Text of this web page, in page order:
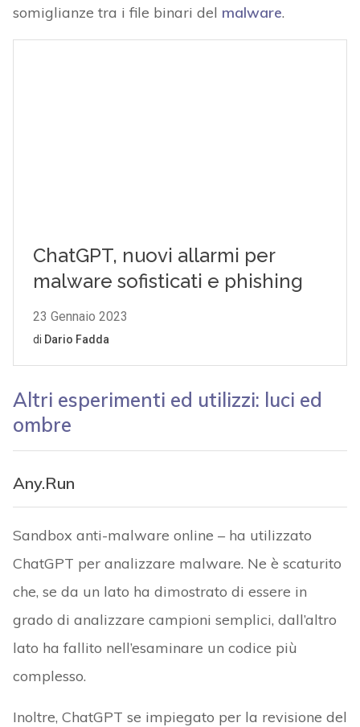
somiglianze tra i file binari del malware.
Altri esperimenti ed utilizzi: luci ed
ombre
Any.Run
Sandbox anti-malware online – ha utilizzato
ChatGPT per analizzare malware. Ne è scaturito
che, se da un lato ha dimostrato di essere in
grado di analizzare campioni semplici, dall’altro
lato ha fallito nell’esaminare un codice più
complesso.
Inoltre, ChatGPT se impiegato per la revisione del